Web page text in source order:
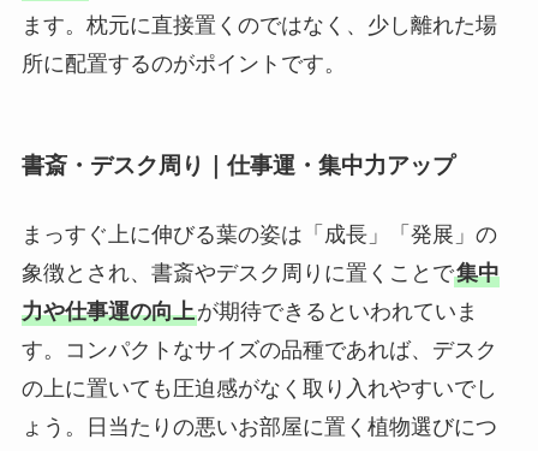
ます。枕元に直接置くのではなく、少し離れた場
所に配置するのがポイントです。
書斎・デスク周り｜仕事運・集中力アップ
まっすぐ上に伸びる葉の姿は「成長」「発展」の
象徴とされ、書斎やデスク周りに置くことで集中
力や仕事運の向上が期待できるといわれていま
す。コンパクトなサイズの品種であれば、デスク
の上に置いても圧迫感がなく取り入れやすいでし
ょう。日当たりの悪いお部屋に置く植物選びにつ